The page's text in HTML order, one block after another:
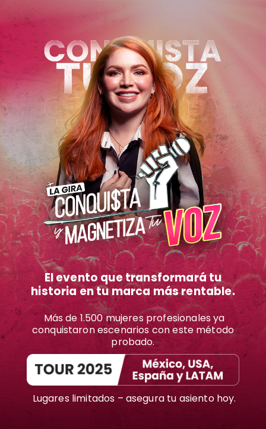
El evento que transformará tu
historia en tu marca más rentable.
Más de 1.500 mujeres profesionales ya
conquistaron escenarios con este método
probado.
Lugares limitados – asegura tu asiento hoy.